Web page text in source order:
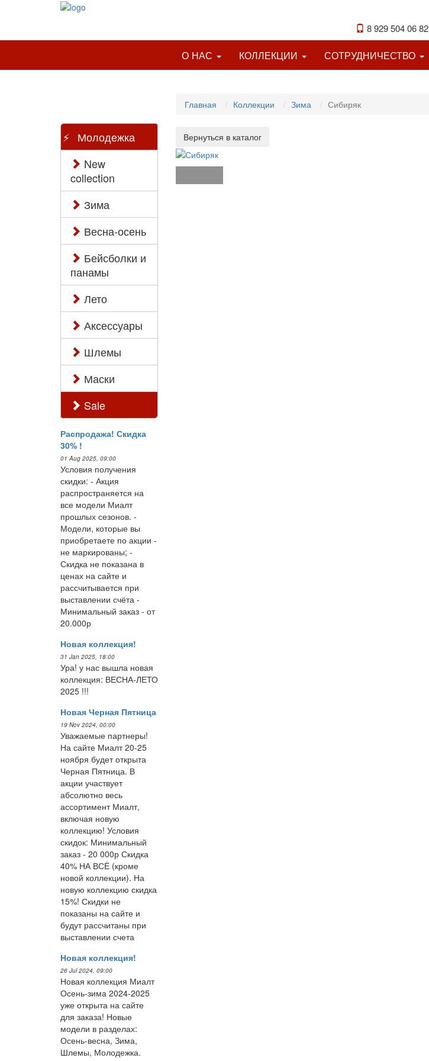
8 929 504 06 82
О НАС КОЛЛЕКЦИИ СОТРУДНИЧЕСТВО
Молодежка
New
collection
Зима
Весна-осень
Бейсболки и
панамы
Лето
Аксессуары
Шлемы
Маски
Sale
Распродажа! Скидка
30% !
01 Aug 2025, 09:00
Условия получения
скидки: - Акция
распространяется на
все модели Миалт
прошлых сезонов. -
Модели, которые вы
приобретаете по акции -
не маркированы; -
Скидка не показана в
ценах на сайте и
рассчитывается при
выставлении счёта -
Минимальный заказ - от
20.000р
Новая коллекция!
31 Jan 2025, 18:00
Ура! у нас вышла новая
коллекция: ВЕСНА-ЛЕТО
2025 !!!
Новая Черная Пятница
19 Nov 2024, 00:00
Уважаемые партнеры!
На сайте Миалт 20-25
ноября будет открыта
Черная Пятница. В
акции участвует
абсолютно весь
ассортимент Миалт,
включая новую
коллекцию! Условия
скидок: Минимальный
заказ - 20 000р Скидка
40% НА ВСЁ (кроме
новой коллекции). На
новую коллекцию скидка
15%! Скидки не
показаны на сайте и
будут рассчитаны при
выставлении счета
Новая коллекция!
26 Jul 2024, 09:00
Новая коллекция Миалт
Осень-зима 2024-2025
уже открыта на сайте
для заказа! Новые
модели в разделах:
Осень-весна, Зима,
Шлемы, Молодежка.
Главная Коллекции Зима Сибиряк